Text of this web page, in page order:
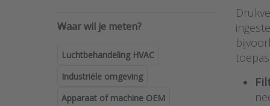
Waar wil je meten?
Waar wil je meten?
Luchtbehandeling HVAC
Industriële omgeving
Apparaat of machine OEM